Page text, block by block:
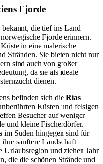
Fjorde
bekannt, die tief ins Land
Fjorde erinnern.
in eine malerische
Stränden. Sie bieten nicht nur
sind auch von großer
da sie als ideale
dienen.
befinden sich die Rías
Küsten und felsigen
Besucher auf weniger
und kleine Fischerdörfer.
im Süden hingegen sind für
sanftere Landschaft
Urlaubsregion und ziehen Jahr
die die schönen Strände und